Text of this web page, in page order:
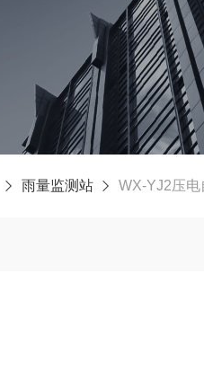
雨量监测站 WX-YJ2压